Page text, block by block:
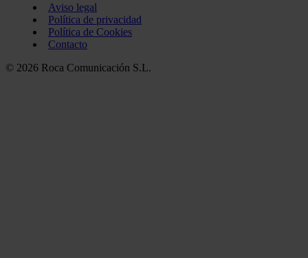
Aviso legal
Política de privacidad
Política de Cookies
Contacto
© 2026 Roca Comunicación S.L.